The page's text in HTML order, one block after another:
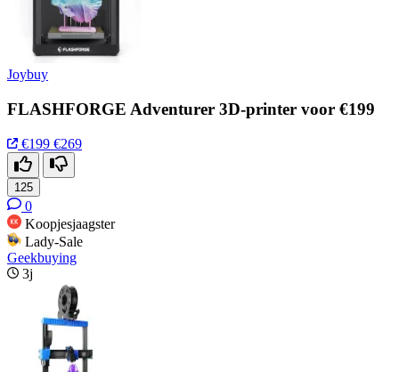
Joybuy
FLASHFORGE Adventurer 3D-printer voor €199
€199 €269
125
0
Koopjesjaagster
Lady-Sale
Geekbuying
3j